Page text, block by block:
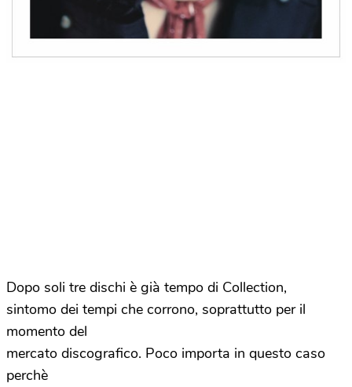
Dopo soli tre dischi è già tempo di Collection,
sintomo dei tempi che corrono, soprattutto per il
momento del
mercato discografico. Poco importa in questo caso
perchè